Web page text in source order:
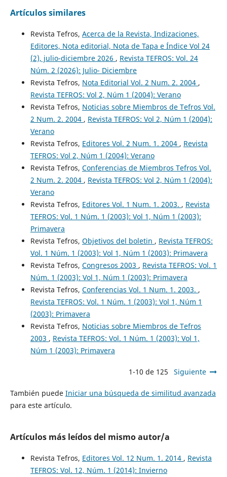
Artículos similares
Revista Tefros, Acerca de la Revista, Indizaciones,
Editores, Nota editorial, Nota de Tapa e Índice Vol 24
(2), julio-diciembre 2026 , Revista TEFROS: Vol. 24
Núm. 2 (2026): Julio- Diciembre
Revista Tefros, Nota Editorial Vol. 2 Num. 2. 2004 ,
Revista TEFROS: Vol 2, Núm 1 (2004): Verano
Revista Tefros, Noticias sobre Miembros de Tefros Vol.
2 Num. 2. 2004 , Revista TEFROS: Vol 2, Núm 1 (2004):
Verano
Revista Tefros, Editores Vol. 2 Num. 1. 2004 , Revista
TEFROS: Vol 2, Núm 1 (2004): Verano
Revista Tefros, Conferencias de Miembros Tefros Vol.
2 Num. 2. 2004 , Revista TEFROS: Vol 2, Núm 1 (2004):
Verano
Revista Tefros, Editores Vol. 1 Num. 1. 2003. , Revista
TEFROS: Vol. 1 Núm. 1 (2003): Vol 1, Núm 1 (2003):
Primavera
Revista Tefros, Objetivos del boletin , Revista TEFROS:
Vol. 1 Núm. 1 (2003): Vol 1, Núm 1 (2003): Primavera
Revista Tefros, Congresos 2003 , Revista TEFROS: Vol. 1
Núm. 1 (2003): Vol 1, Núm 1 (2003): Primavera
Revista Tefros, Conferencias Vol. 1 Num. 1. 2003. ,
Revista TEFROS: Vol. 1 Núm. 1 (2003): Vol 1, Núm 1
(2003): Primavera
Revista Tefros, Noticias sobre Miembros de Tefros
2003 , Revista TEFROS: Vol. 1 Núm. 1 (2003): Vol 1,
Núm 1 (2003): Primavera
1-10 de 125 Siguiente
También puede Iniciar una búsqueda de similitud avanzada
para este artículo.
Artículos más leídos del mismo autor/a
Revista Tefros, Editores Vol. 12 Num. 1. 2014 , Revista
TEFROS: Vol. 12, Núm. 1 (2014): Invierno